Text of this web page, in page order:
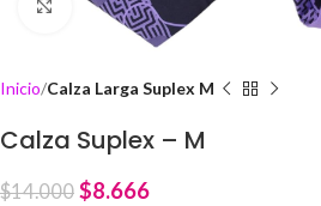
Click to enlarge
Inicio Calza Larga Suplex M
Calza Suplex – M
$14.000 $8.666